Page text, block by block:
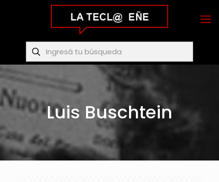
Luis Buschtein